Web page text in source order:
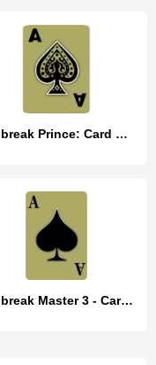
Callbreak Prince: Card Game
Callbreak Master 3 - Card Game